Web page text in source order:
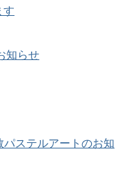
す
知らせ
パステルアートのお知